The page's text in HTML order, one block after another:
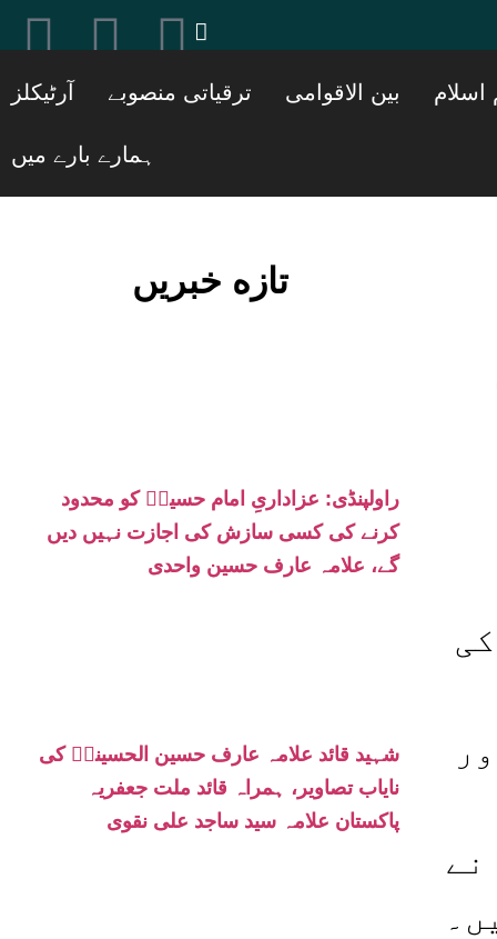
اسلام بین الاقوامی ترقیاتی منصوبے آرٹیکلز
ہمارے بارے میں
تازه خبریں
راولپنڈی: عزاداریِ امام حسینؑ کو محدود
کرنے کی کسی سازش کی اجازت نہیں دیں
گے، علامہ عارف حسین واحدی
شہید قائد علامہ عارف حسین الحسینیؒ کی
نایاب تصاویر، ہمراہ قائد ملت جعفریہ
پاکستان علامہ سید ساجد علی نقوی
نے